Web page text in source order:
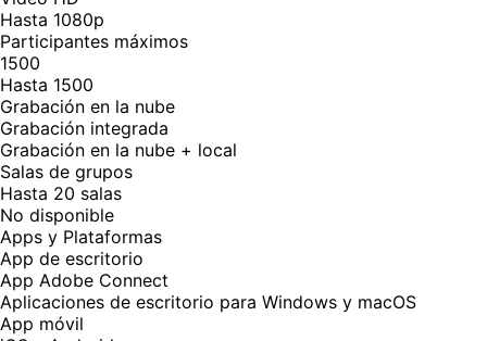
Hasta 1080p
Participantes máximos
1500
Hasta 1500
Grabación en la nube
Grabación integrada
Grabación en la nube + local
Salas de grupos
Hasta 20 salas
No disponible
Apps y Plataformas
App de escritorio
App Adobe Connect
Aplicaciones de escritorio para Windows y macOS
App móvil